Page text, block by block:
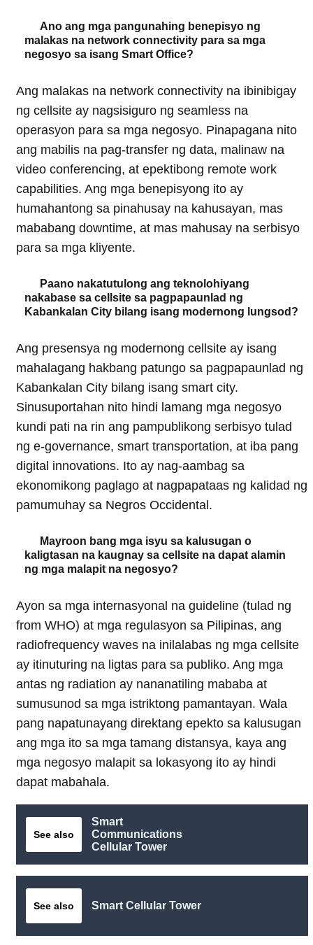
Ano ang mga pangunahing benepisyo ng
malakas na network connectivity para sa mga
negosyo sa isang Smart Office?
Ang malakas na network connectivity na ibinibigay
ng cellsite ay nagsisiguro ng seamless na
operasyon para sa mga negosyo. Pinapagana nito
ang mabilis na pag-transfer ng data, malinaw na
video conferencing, at epektibong remote work
capabilities. Ang mga benepisyong ito ay
humahantong sa pinahusay na kahusayan, mas
mababang downtime, at mas mahusay na serbisyo
para sa mga kliyente.
Paano nakatutulong ang teknolohiyang
nakabase sa cellsite sa pagpapaunlad ng
Kabankalan City bilang isang modernong lungsod?
Ang presensya ng modernong cellsite ay isang
mahalagang hakbang patungo sa pagpapaunlad ng
Kabankalan City bilang isang smart city.
Sinusuportahan nito hindi lamang mga negosyo
kundi pati na rin ang pampublikong serbisyo tulad
ng e-governance, smart transportation, at iba pang
digital innovations. Ito ay nag-aambag sa
ekonomikong paglago at nagpapataas ng kalidad ng
pamumuhay sa Negros Occidental.
Mayroon bang mga isyu sa kalusugan o
kaligtasan na kaugnay sa cellsite na dapat alamin
ng mga malapit na negosyo?
Ayon sa mga internasyonal na guideline (tulad ng
from WHO) at mga regulasyon sa Pilipinas, ang
radiofrequency waves na inilalabas ng mga cellsite
ay itinuturing na ligtas para sa publiko. Ang mga
antas ng radiation ay nananatiling mababa at
sumusunod sa mga istriktong pamantayan. Wala
pang napatunayang direktang epekto sa kalusugan
ang mga ito sa mga tamang distansya, kaya ang
mga negosyo malapit sa lokasyong ito ay hindi
dapat mabahala.
See also
Smart
Communications
Cellular Tower
See also Smart Cellular Tower